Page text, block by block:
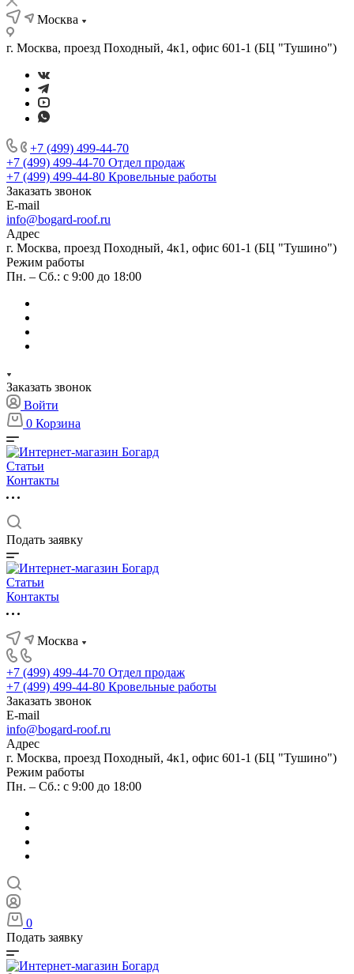
Москва
г. Москва, проезд Походный, 4к1, офис 601-1 (БЦ "Тушино")
+7 (499) 499-44-70
+7 (499) 499-44-70 Отдел продаж
+7 (499) 499-44-80 Кровельные работы
Заказать звонок
E-mail
info@bogard-roof.ru
Адрес
г. Москва, проезд Походный, 4к1, офис 601-1 (БЦ "Тушино")
Режим работы
Пн. – Сб.: с 9:00 до 18:00
Заказать звонок
Войти
0 Корзина
Статьи
Контакты
Подать заявку
Статьи
Контакты
Москва
+7 (499) 499-44-70 Отдел продаж
+7 (499) 499-44-80 Кровельные работы
Заказать звонок
E-mail
info@bogard-roof.ru
Адрес
г. Москва, проезд Походный, 4к1, офис 601-1 (БЦ "Тушино")
Режим работы
Пн. – Сб.: с 9:00 до 18:00
0
Подать заявку